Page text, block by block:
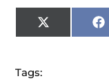
X
(Twitter)
Tags: